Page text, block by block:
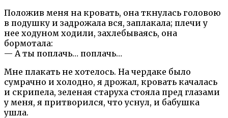
Положив меня на кровать, она ткнулась головою
в подушку и задрожала вся, заплакала; плечи у
нее ходуном ходили, захлебываясь, она
бормотала:
— А ты поплачь… поплачь…
Мне плакать не хотелось. На чердаке было
сумрачно и холодно, я дрожал, кровать качалась
и скрипела, зеленая старуха стояла пред глазами
у меня, я притворился, что уснул, и бабушка
ушла.